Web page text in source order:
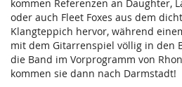
kommen Referenzen an Daughter,
oder auch Fleet Foxes aus dem
Klangteppich hervor, während
mit dem Gitarrenspiel völlig in den
die Band im Vorprogramm von
kommen sie dann nach Darmstadt!